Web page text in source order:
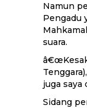
Namun
Pengadu
suara.
juga saya
Sidang